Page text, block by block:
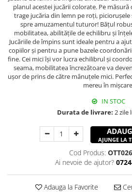
planul acestei jucării colorate. Pe
trage jucăria din lemn pe roți,
spre amuzamentul tuturor! Bățul
mobilitatea, abilitățile de echilibru și
Jucăriile de împins sunt ideale pentru a
copiilor și pentru a pune bazele
fine. Cei mici își vor lucra echilibrul și
seama, mobilitatea încrezătoare va
ușor de prins de către mânuțele mici.
mereu în
IN STOC
Durata de livrare: 2 zile
AJUNGE LA
Cod Produs:
Ai nevoie de ajutor?
Adauga la Favorite